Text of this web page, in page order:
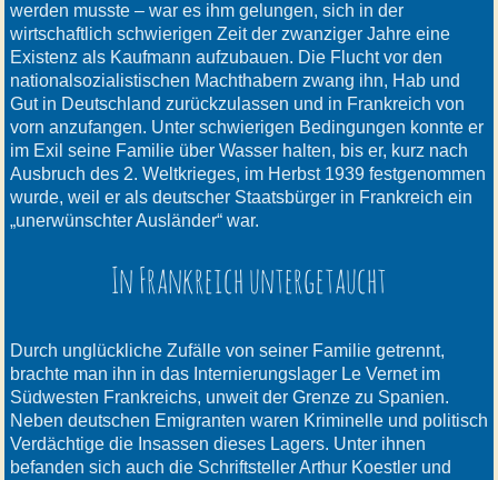
werden musste – war es ihm gelungen, sich in der
wirtschaftlich schwierigen Zeit der zwanziger Jahre eine
Existenz als Kaufmann aufzubauen. Die Flucht vor den
nationalsozialistischen Machthabern zwang ihn, Hab und
Gut in Deutschland zurückzulassen und in Frankreich von
vorn anzufangen. Unter schwierigen Bedingungen konnte er
im Exil seine Familie über Wasser halten, bis er, kurz nach
Ausbruch des 2. Weltkrieges, im Herbst 1939 festgenommen
wurde, weil er als deutscher Staatsbürger in Frankreich ein
„unerwünschter Ausländer“ war.
In Frankreich untergetaucht
Durch unglückliche Zufälle von seiner Familie getrennt,
brachte man ihn in das Internierungslager Le Vernet im
Südwesten Frankreichs, unweit der Grenze zu Spanien.
Neben deutschen Emigranten waren Kriminelle und politisch
Verdächtige die Insassen dieses Lagers. Unter ihnen
befanden sich auch die Schriftsteller Arthur Koestler und